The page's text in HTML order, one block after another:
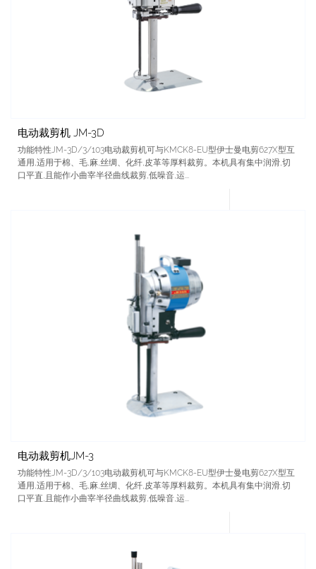
电动裁剪机 JM-3D
功能特性JM-3D/3/103电动裁剪机可与KMCK8-EU型伊士曼电剪627X型互
通用,适用于棉、毛,麻,丝绸、化纤,皮革等厚料裁剪。本机具有集中润滑,切
口平直,且能作小曲宰半径曲线裁剪,低噪音,运...
电动裁剪机JM-3
功能特性JM-3D/3/103电动裁剪机可与KMCK8-EU型伊士曼电剪627X型互
通用,适用于棉、毛,麻,丝绸、化纤,皮革等厚料裁剪。本机具有集中润滑,切
口平直,且能作小曲宰半径曲线裁剪,低噪音,运...